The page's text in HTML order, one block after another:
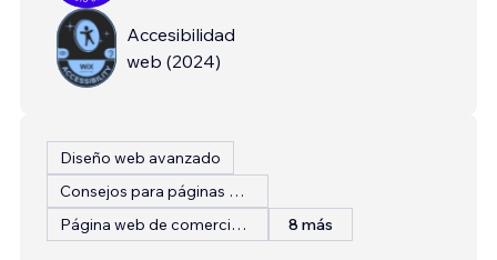
Accesibilidad
web (2024)
Diseño web avanzado
Consejos para páginas web
Página web de comercio electrónico
8 más